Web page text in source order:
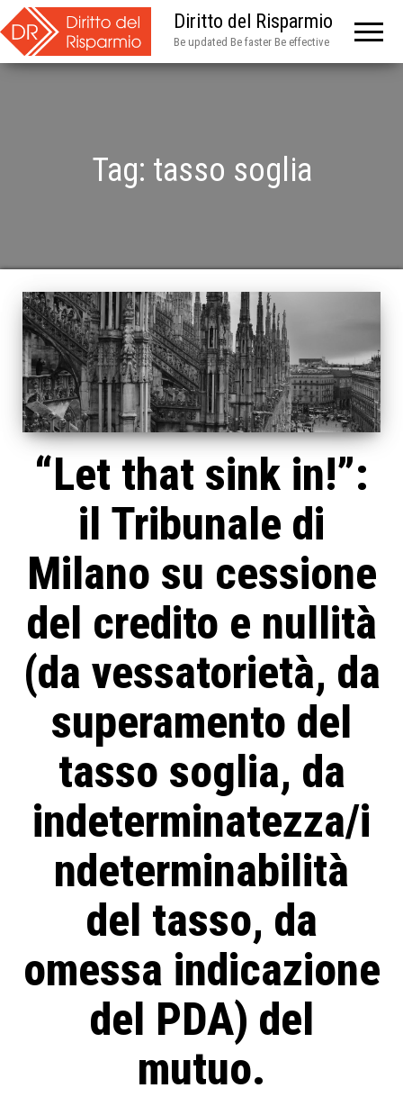
Diritto del Risparmio
Be updated Be faster Be effective
Tag: tasso soglia
“Let that sink in!”:
il Tribunale di
Milano su cessione
del credito e nullità
(da vessatorietà, da
superamento del
tasso soglia, da
indeterminatezza/i
ndeterminabilità
del tasso, da
omessa indicazione
del PDA) del
mutuo.